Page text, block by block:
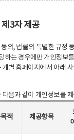
3자 제공
의, 법률의 특별한 규정
하는 경우에만 개인정보
별 홈페이지에서 아래
다음과 같이 개인정보를
적 제공항목